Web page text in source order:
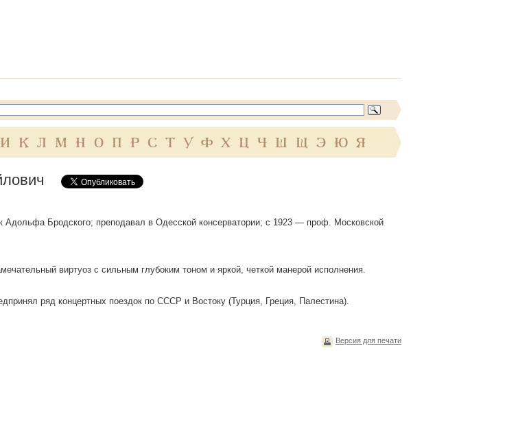
И К Л М Н О П Р С Т У Ф Х Ц Ч Ш Щ Э Ю Я
Адольфа Бродского; преподавал в Одесской консерватории; с 1923 — проф. Московской
виртуоз с сильным глубоким тоном и яркой, четкой манерой исполнения.
ряд концертных поездок по СССР и Востоку (Турция, Греция, Палестина).
Версия для печати